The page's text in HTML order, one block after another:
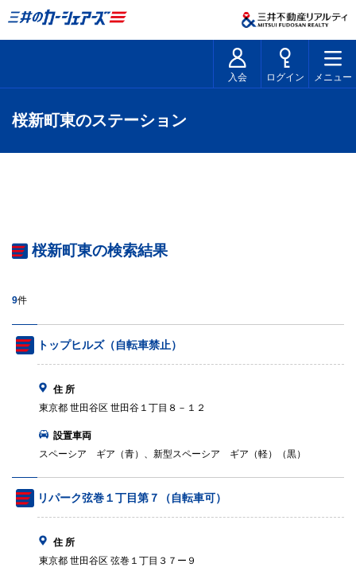
入会 ログイン メニュー
桜新町東のステーション
桜新町東の検索結果
9件
トップヒルズ（自転車禁止）
住 所
東京都 世田谷区 世田谷１丁目８－１２
設置車両
スペーシア ギア（青）、新型スペーシア ギア（軽）（黒）
リパーク弦巻１丁目第７（自転車可）
住 所
東京都 世田谷区 弦巻１丁目３７ー９